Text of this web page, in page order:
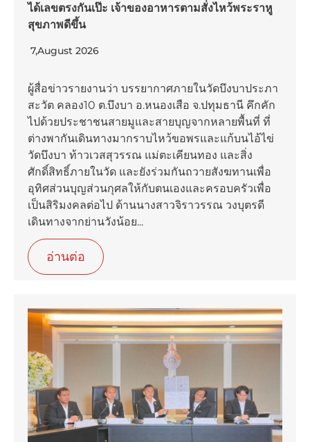
ได้เลขตรงกันเป๊ะ เจ้าของอาหารตามสั่งไหว้พระราหู
สุขภาพดีขึ้น
7,August 2026
ผู้สื่อข่าวรายงานว่า บรรยากาศภายในวัดบึงบาประภา
สะวัต คลอง10 ต.บึงบา อ.หนองเสือ จ.ปทุมธานี คึกคัก
ไปด้วยประชาชนสายมูและสายบุญจากหลายพื้นที่ ที่
ต่างพากันเดินทางมากราบไหว้ขอพรและแก้บนไอ้ไข่
วัดบึงบา ท้าวเวสสุวรรณ แม่ตะเคียนทอง และสิ่ง
ศักดิ์สิทธิ์ภายในวัด และยังร่วมกันถวายสังฆทานเพื่อ
อุทิศส่วนบุญส่วนกุศลให้กับตนเองและครอบครัวเพื่อ
เป็นสิริมงคลต่อไป ด้านนางสาวจิราวรรณ วงบุตรดี
เดินทางจากย่านวังน้อย...
อ่านต่อ